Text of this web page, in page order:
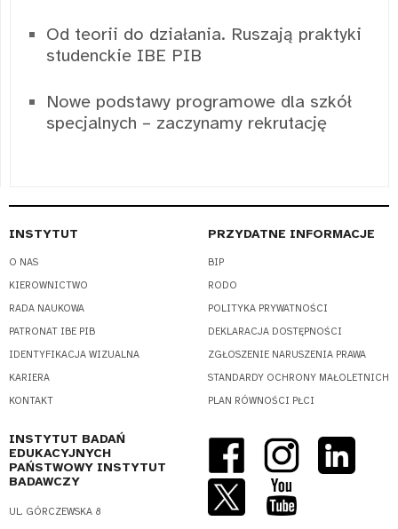
Od teorii do działania. Ruszają praktyki
studenckie IBE PIB
Nowe podstawy programowe dla szkół
specjalnych – zaczynamy rekrutację
INSTYTUT
O NAS
KIEROWNICTWO
RADA NAUKOWA
PATRONAT IBE PIB
IDENTYFIKACJA WIZUALNA
KARIERA
KONTAKT
PRZYDATNE INFORMACJE
BIP
RODO
POLITYKA PRYWATNOŚCI
DEKLARACJA DOSTĘPNOŚCI
ZGŁOSZENIE NARUSZENIA PRAWA
STANDARDY OCHRONY MAŁOLETNICH
PLAN RÓWNOŚCI PŁCI
INSTYTUT BADAŃ
EDUKACYJNYCH
PAŃSTWOWY INSTYTUT
BADAWCZY
UL. GÓRCZEWSKA 8